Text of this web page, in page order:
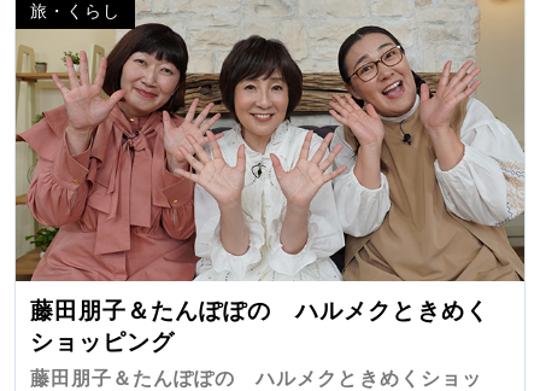
旅・くらし
藤田朋子＆たんぽぽの ハルメクときめく
ショッピング
藤田朋子＆たんぽぽの ハルメクときめくショッ